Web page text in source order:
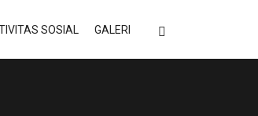
SOSIAL GALERI